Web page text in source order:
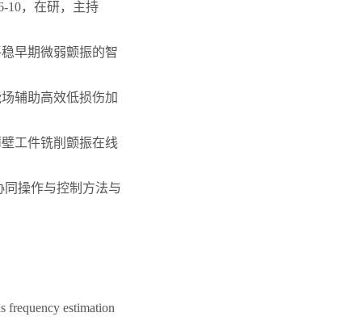
10，在研，主持
早期微弱颤振的智
辅助高效低损伤加
工件铣削颤振在线
同操作与控制方法与
frequency estimation